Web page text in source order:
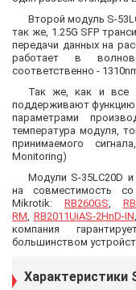
Второй модуль S-
так же, 1.25G SFP
передачи данных на
работает в
соответственно -
Так же, как и все
поддерживают функцию
параметрами
температура модуля,
принимаемого
Monitoring)
Модули S-35LC20D
на совместимость
Mikrotik: RB260GS,
RM, RB2011UiAS-2HnD-IN
компания
большинством
Характеристики